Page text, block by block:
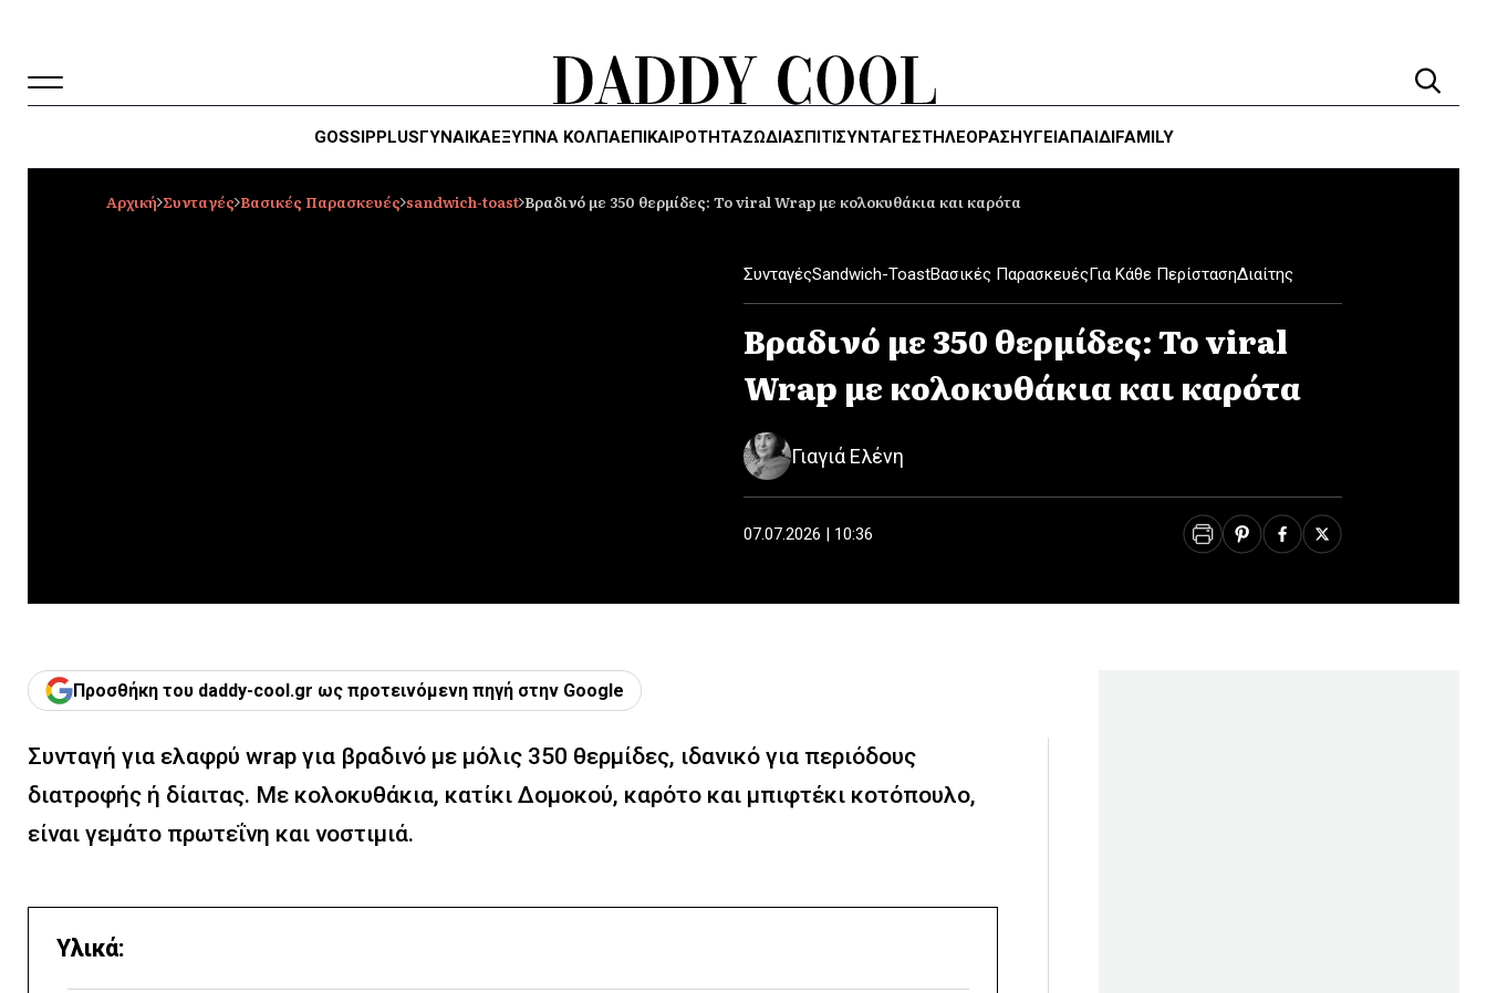
GOSSIPPLUSΓΥΝΑΙΚΑΈΞΥΠΝΑ ΚΌΛΠΑΕΠΙΚΑΙΡΟΤΗΤΑΖΏΔΙΑΣΠΙΤΙΣΥΝΤΑΓΕΣΤΗΛΕΌΡΑΣΗΥΓΕΊΑΠΑΙΔΙFAMILY
Αρχική Συνταγές Βασικές Παρασκευές sandwich-toast Βραδινό με 350 θερμίδες: Το viral Wrap με κολοκυθάκια και καρότα
ΣυνταγέςSandwich-ToastΒασικές ΠαρασκευέςΓια Κάθε ΠερίστασηΔιαίτης
Βραδινό με 350 θερμίδες: Το viral
Wrap με κολοκυθάκια και καρότα
Γιαγιά Ελένη
07.07.2026 | 10:36
Προσθήκη του daddy-cool.gr ως προτεινόμενη πηγή στην Google
Συνταγή για ελαφρύ wrap για βραδινό με μόλις 350 θερμίδες, ιδανικό για περιόδους
διατροφής ή δίαιτας. Με κολοκυθάκια, κατίκι Δομοκού, καρότο και μπιφτέκι κοτόπουλο,
είναι γεμάτο πρωτεΐνη και νοστιμιά.
Υλικά: